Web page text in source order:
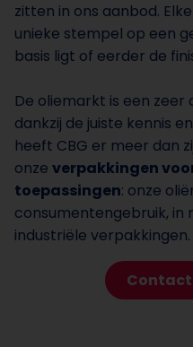
zitten in ons aanbod.
unieke stempel op een
basis ligt of eerder de
De oliemarkt is een
dankzij de juiste kennis
heeft CBG er meer dan
onze verpakkingen
toepassingen: onze
consumentengebruik, in
industriële verpakkingen.